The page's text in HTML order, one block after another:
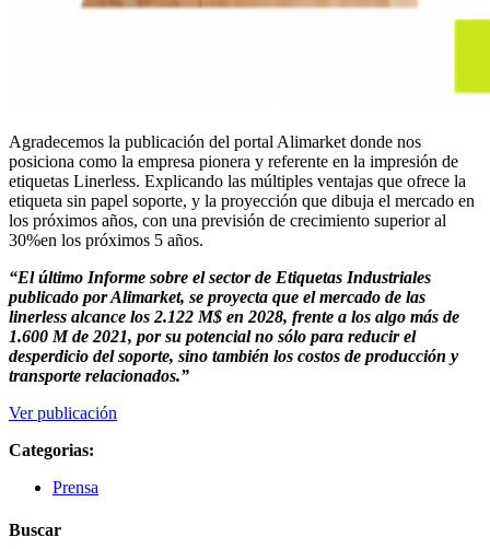
Agradecemos la publicación del portal Alimarket donde nos
posiciona como la empresa pionera y referente en la impresión de
etiquetas Linerless. Explicando las múltiples ventajas que ofrece la
etiqueta sin papel soporte, y la proyección que dibuja el mercado en
los próximos años, con una previsión de crecimiento superior al
30%en los próximos 5 años.
“El último Informe sobre el sector de Etiquetas Industriales
publicado por Alimarket, se proyecta que el mercado de las
linerless alcance los 2.122 M$ en 2028, frente a los algo más de
1.600 M de 2021, por su potencial no sólo para reducir el
desperdicio del soporte, sino también los costos de producción y
transporte relacionados.”
Ver publicación
Categorias:
Prensa
Buscar